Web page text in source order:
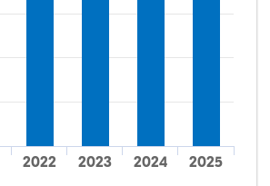
2022 2023 2024 2025